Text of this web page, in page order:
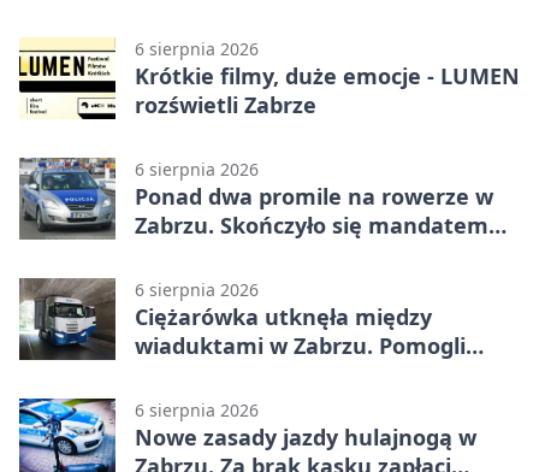
6 sierpnia 2026
Krótkie filmy, duże emocje - LUMEN
rozświetli Zabrze
6 sierpnia 2026
Ponad dwa promile na rowerze w
Zabrzu. Skończyło się mandatem
6 sierpnia 2026
Ciężarówka utknęła między
wiaduktami w Zabrzu. Pomogli
6 sierpnia 2026
Nowe zasady jazdy hulajnogą w
Zabrzu. Za brak kasku zapłaci